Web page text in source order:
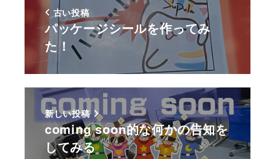
古い投稿
パッケージシールを作ってみ
た！
新しい投稿
coming soon的な何かの告知を
してみる